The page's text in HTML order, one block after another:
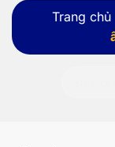
Trang chủ